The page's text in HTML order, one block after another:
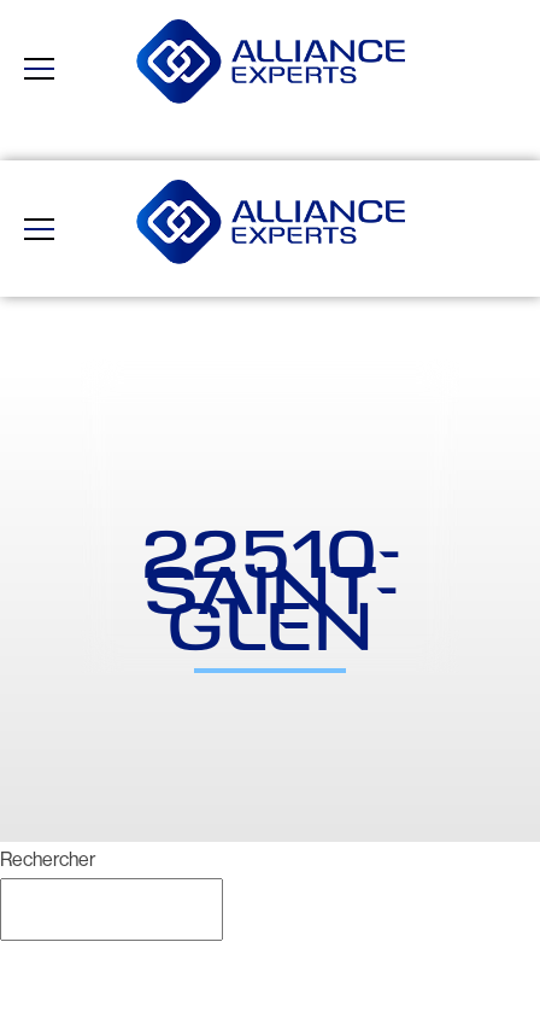
22510-
SAINT-
GLEN
Rechercher